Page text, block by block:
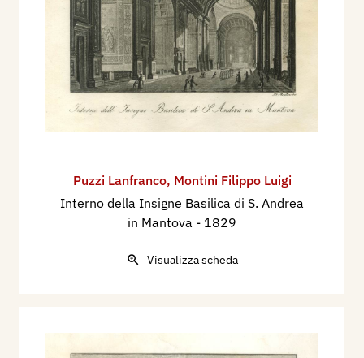
Puzzi Lanfranco, Montini Filippo Luigi
Interno della Insigne Basilica di S. Andrea
in Mantova - 1829
Visualizza scheda